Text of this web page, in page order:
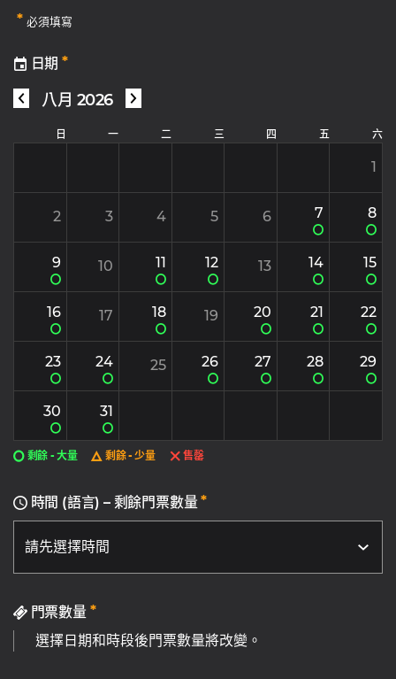
* 必須填寫
日期*
八月 2026
日 一 二 三 四 五 六
1
2 3 4 5 6 7 8
9 10 11 12 13 14 15
16 17 18 19 20 21 22
23 24 25 26 27 28 29
30 31
剩餘 - 大量 剩餘 - 少量 售罄
時間 (語言) – 剩餘門票數量*
門票數量 *
選擇日期和時段後門票數量將改變。